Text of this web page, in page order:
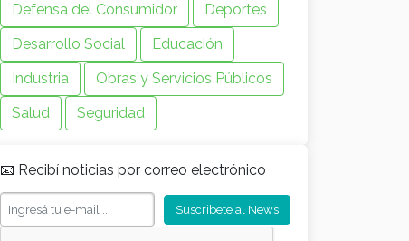
Defensa del Consumidor
Deportes
Desarrollo Social
Educación
Industria
Obras y Servicios Públicos
Salud
Seguridad
📧 Recibí noticias por correo electrónico